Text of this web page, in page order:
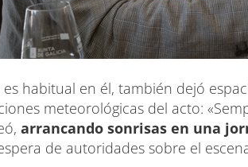
es habitual en él, también dejó
meteorológicas del acto:
arrancando sonrisas en una
de autoridades sobre el